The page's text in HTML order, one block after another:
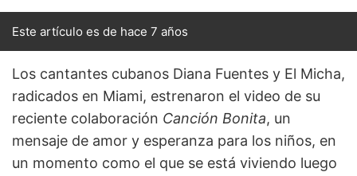
Este artículo es de hace 7 años
Los cantantes cubanos Diana Fuentes y El Micha,
radicados en Miami, estrenaron el video de su
reciente colaboración Canción Bonita, un
mensaje de amor y esperanza para los niños, en
un momento como el que se está viviendo luego